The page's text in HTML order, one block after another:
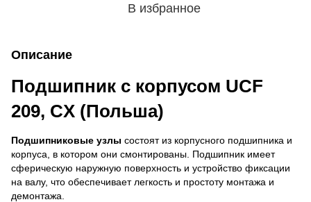
В избранное
Описание
Подшипник с корпусом UCF
209, CX (Польша)
Подшипниковые узлы состоят из корпусного подшипника и
корпуса, в котором они смонтированы. Подшипник имеет
сферическую наружную поверхность и устройство фиксации
на валу, что обеспечивает легкость и простоту монтажа и
демонтажа.